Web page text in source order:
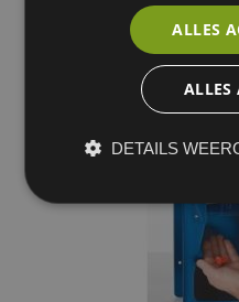
ALLES
ALLES
DETAILS